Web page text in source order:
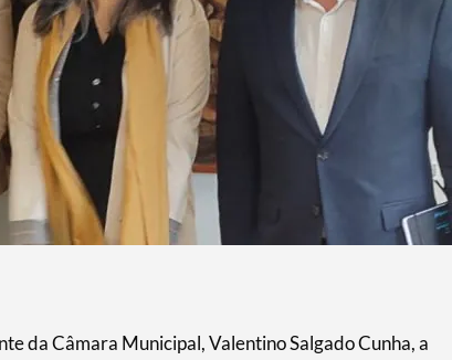
da Câmara Municipal, Valentino Salgado Cunha, a